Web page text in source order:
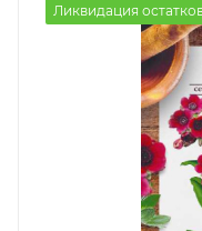
Ликвидация